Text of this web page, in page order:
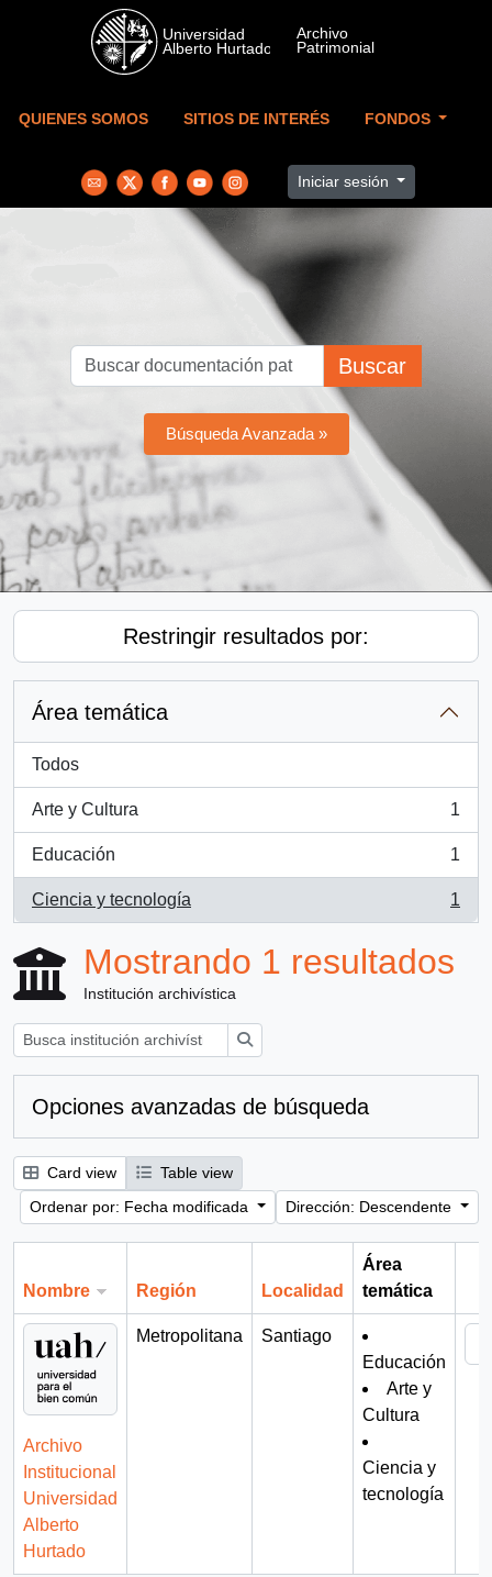
Skip to main content
QUIENES SOMOS SITIOS DE INTERÉS FONDOS
Iniciar sesión
Buscar
Búsqueda Avanzada »
Restringir resultados por:
Área temática
Todos
Arte y Cultura
, 1 resultados
1
Educación
, 1 resultados
1
Ciencia y tecnología
, 1 resultados
1
Mostrando 1 resultados
Institución archivística
Opciones avanzadas de búsqueda
Card view
Table view
Ordenar por: Fecha modificada
Dirección: Descendente
Nombre Región Localidad
Área
temática
Archivo
Institucional
Universidad
Alberto
Hurtado
Metropolitana
Santiago
Educación
Arte y
Cultura
Ciencia y
tecnología